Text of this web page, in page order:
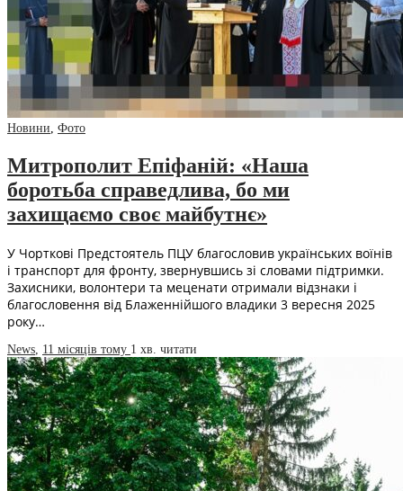
Новини Фото
Митрополит Епіфаній: «Наша
боротьба справедлива, бо ми
захищаємо своє майбутнє»
У Чорткові Предстоятель ПЦУ благословив українських воїнів
і транспорт для фронту, звернувшись зі словами підтримки.
Захисники, волонтери та меценати отримали відзнаки і
благословення від Блаженнійшого владики 3 вересня 2025
року…
News 11 місяців тому 1 хв. читати